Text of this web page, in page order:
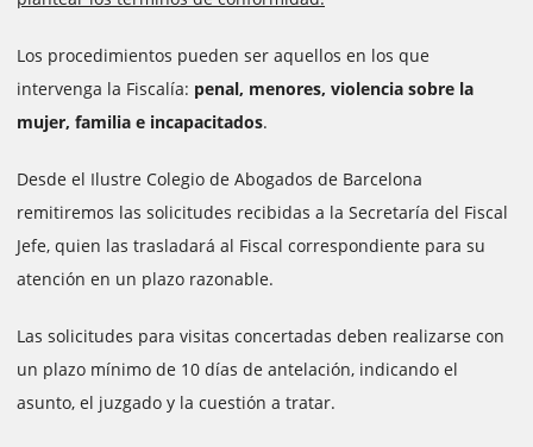
Los procedimientos pueden ser aquellos en los que
intervenga la Fiscalía: penal, menores, violencia sobre la
mujer, familia e incapacitados.
Desde el Ilustre Colegio de Abogados de Barcelona
remitiremos las solicitudes recibidas a la Secretaría del Fiscal
Jefe, quien las trasladará al Fiscal correspondiente para su
atención en un plazo razonable.
Las solicitudes para visitas concertadas deben realizarse con
un plazo mínimo de 10 días de antelación, indicando el
asunto, el juzgado y la cuestión a tratar.